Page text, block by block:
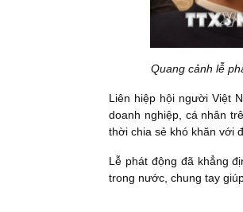
Quang cảnh lễ
Liên hiệp hội người Việt
doanh nghiệp, cá nhân
thời chia sẻ khó khăn với
Lễ phát động đã khẳng
trong nước, chung tay